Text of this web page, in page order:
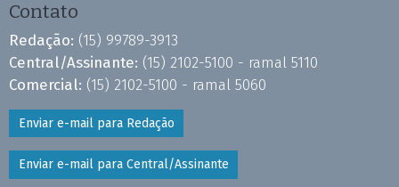
Contato
Redação: (15) 99789-3913
Central/Assinante: (15) 2102-5100 - ramal 5110
Comercial: (15) 2102-5100 - ramal 5060
Enviar e-mail para Redação
Enviar e-mail para Central/Assinante